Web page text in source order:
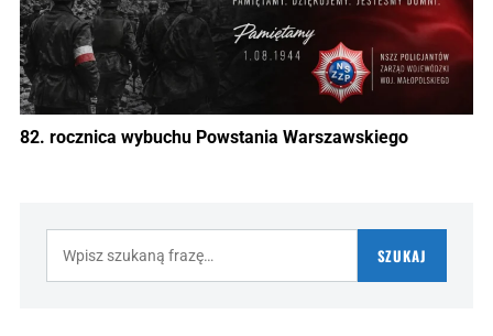
82. rocznica wybuchu Powstania Warszawskiego
SZUKAJ